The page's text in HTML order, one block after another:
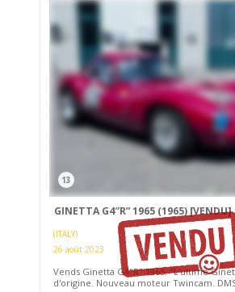
13
GINETTA G4″R” 1965 (1965)[VENDU]
(ITALY)
26 août 2023
Vends Ginetta G4"R" 1965. "L'ultime
d'origine. Nouveau moteur Twincam.